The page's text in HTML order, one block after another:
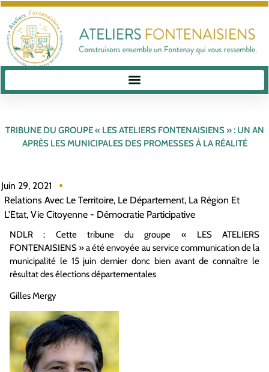
TRIBUNE DU GROUPE « LES ATELIERS FONTENAISIENS » : UN AN
APRÈS LES MUNICIPALES DES PROMESSES À LA RÉALITÉ
Juin 29, 2021
Relations Avec Le Territoire, Le Département, La Région Et
L'Etat, Vie Citoyenne - Démocratie Participative
NDLR : Cette tribune du groupe « LES ATELIERS
FONTENAISIENS » a été envoyée au service communication de la
municipalité le 15 juin dernier donc bien avant de connaître le
résultat des élections départementales
Gilles Mergy